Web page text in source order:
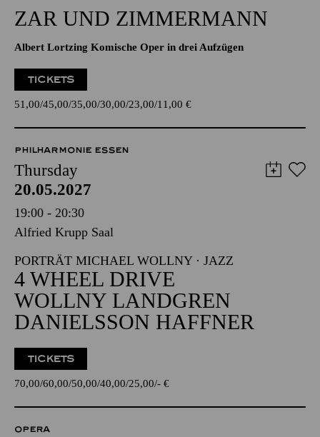
ZAR UND ZIMMERMANN
Albert Lortzing Komische Oper in drei Aufzügen
TICKETS
51,00 45,00 35,00 30,00 23,00 11,00 €
PHILHARMONIE ESSEN
Thursday
20.05.2027
19:00 - 20:30
Alfried Krupp Saal
PORTRÄT MICHAEL WOLLNY · JAZZ
4 WHEEL DRIVE
WOLLNY LANDGREN
DANIELSSON HAFFNER
TICKETS
70,00 60,00 50,00 40,00 25,00 - €
OPERA